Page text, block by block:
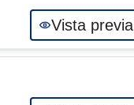
Vista previa